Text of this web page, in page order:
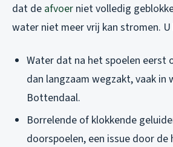
dat de afvoer niet volledig
water niet meer vrij kan stromen.
Water dat na het spoelen eerst
dan langzaam wegzakt, vaak in
Bottendaal.
Borrelende of klokkende
doorspoelen, een issue door de